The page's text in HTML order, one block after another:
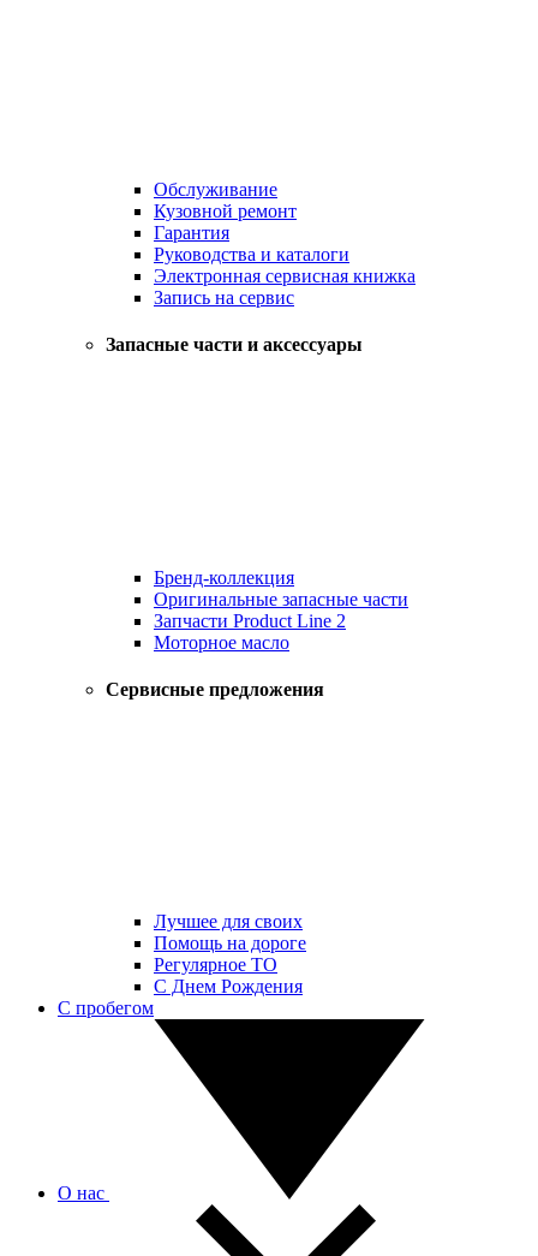
Обслуживание
Кузовной ремонт
Гарантия
Руководства и каталоги
Электронная сервисная книжка
Запись на сервис
Запасные части и аксессуары
Бренд-коллекция
Оригинальные запасные части
Запчасти Product Line 2
Моторное масло
Сервисные предложения
Лучшее для своих
Помощь на дороге
Регулярное ТО
С Днем Рождения
С пробегом
О нас